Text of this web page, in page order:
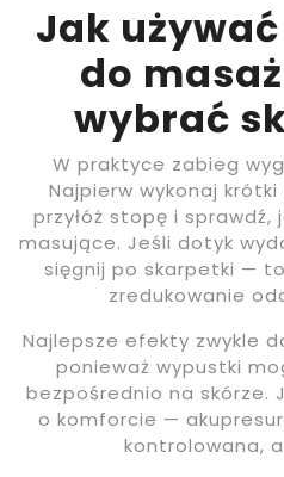
Jak
do
wybrać
W praktyce zabieg
Najpierw wykonaj
przyłóż stopę i
masujące. Jeśli dotyk
sięgnij po skarpetki —
zredukowanie
Najlepsze efekty zwykle
ponieważ wypustki
bezpośrednio na skórze.
o komforcie —
kontrolowana,